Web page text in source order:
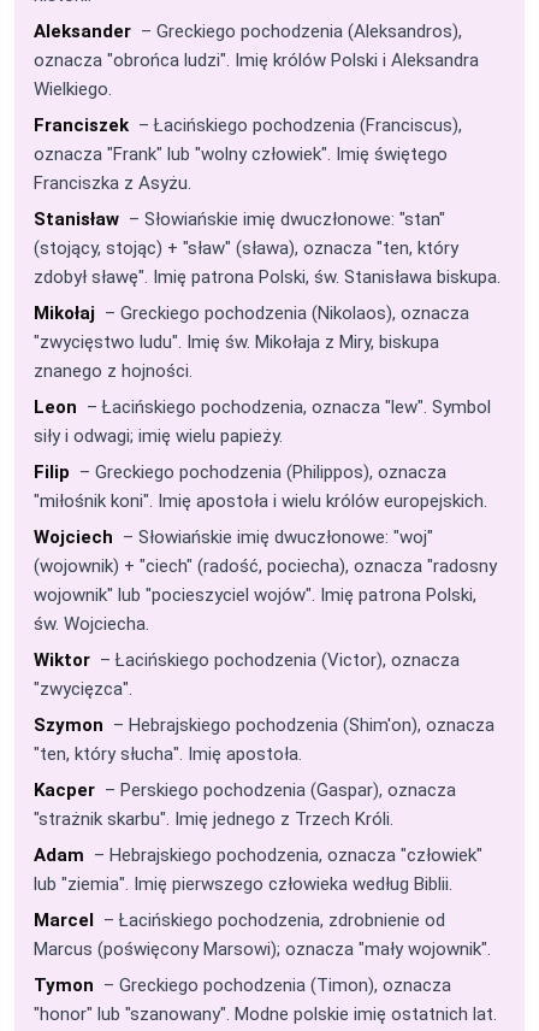
Aleksander – Greckiego pochodzenia (Aleksandros),
oznacza "obrońca ludzi". Imię królów Polski i Aleksandra
Wielkiego.
Franciszek – Łacińskiego pochodzenia (Franciscus),
oznacza "Frank" lub "wolny człowiek". Imię świętego
Franciszka z Asyżu.
Stanisław – Słowiańskie imię dwuczłonowe: "stan"
(stojący, stojąc) + "sław" (sława), oznacza "ten, który
zdobył sławę". Imię patrona Polski, św. Stanisława biskupa.
Mikołaj – Greckiego pochodzenia (Nikolaos), oznacza
"zwycięstwo ludu". Imię św. Mikołaja z Miry, biskupa
znanego z hojności.
Leon – Łacińskiego pochodzenia, oznacza "lew". Symbol
siły i odwagi; imię wielu papieży.
Filip – Greckiego pochodzenia (Philippos), oznacza
"miłośnik koni". Imię apostoła i wielu królów europejskich.
Wojciech – Słowiańskie imię dwuczłonowe: "woj"
(wojownik) + "ciech" (radość, pociecha), oznacza "radosny
wojownik" lub "pocieszyciel wojów". Imię patrona Polski,
św. Wojciecha.
Wiktor – Łacińskiego pochodzenia (Victor), oznacza
"zwycięzca".
Szymon – Hebrajskiego pochodzenia (Shim'on), oznacza
"ten, który słucha". Imię apostoła.
Kacper – Perskiego pochodzenia (Gaspar), oznacza
"strażnik skarbu". Imię jednego z Trzech Króli.
Adam – Hebrajskiego pochodzenia, oznacza "człowiek"
lub "ziemia". Imię pierwszego człowieka według Biblii.
Marcel – Łacińskiego pochodzenia, zdrobnienie od
Marcus (poświęcony Marsowi); oznacza "mały wojownik".
Tymon – Greckiego pochodzenia (Timon), oznacza
"honor" lub "szanowany". Modne polskie imię ostatnich lat.